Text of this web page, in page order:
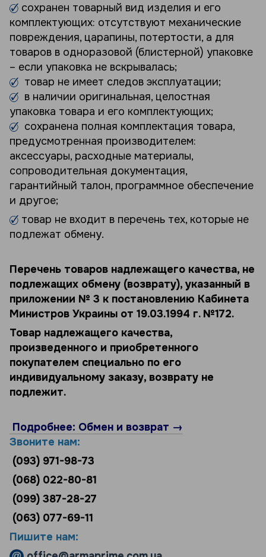
сохранен товарный вид изделия и его
комплектующих: отсутствуют механические
повреждения, царапины, потертости, а для
товаров в одноразовой (блистерной) упаковке
– если упаковка не вскрывалась;
товар не имеет следов эксплуатации;
в наличии оригинальная, целостная
упаковка товара и его комплектующих;
сохранена полная комплектация товара,
предусмотренная производителем:
аксессуары, расходные материалы,
сопроводительная документация,
гарантийный талон, программное обеспечение
и другое;
товар не входит в перечень тех, которые не
подлежат обмену.
Перечень товаров надлежащего качества, не
подлежащих обмену (возврату), указанный в
приложении № 3 к постановлению Кабинета
Министров Украины от 19.03.1994 г. №172.
Товар надлежащего качества,
произведенного и приобретенного
покупателем специально по его
индивидуальному заказу, возврату не
подлежит.
Подробнее: Обмен и возврат →
Звоните нам:
(093) 971-98-73
(068) 022-80-81
(099) 387-28-27
(063) 077-69-11
Пишите нам: